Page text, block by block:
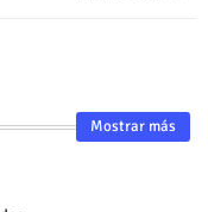
Mostrar más